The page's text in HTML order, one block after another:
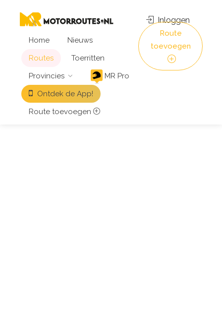
Home
Nieuws
Routes
Toerritten
Provincies
MR Pro
Ontdek de App!
Route toevoegen
Inloggen
Route
toevoegen